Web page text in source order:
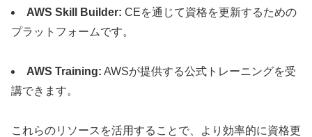
AWS Skill Builder: CEを通じて資格を更新するための
プラットフォームです。
AWS Training: AWSが提供する公式トレーニングを受
講できます。
これらのリソースを活用することで、より効率的に資格更